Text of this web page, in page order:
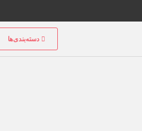
دسته‌بندی‌ها